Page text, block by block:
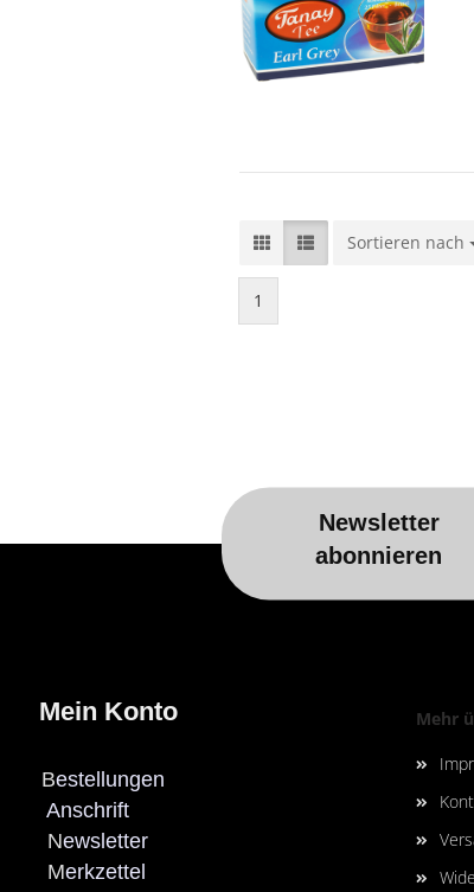
Sortieren nach
Sortieren nach
1
Newsletter
abonnieren
Mein Konto
Bestellungen
Anschrift
Newsletter
Merkzettel
Mehr